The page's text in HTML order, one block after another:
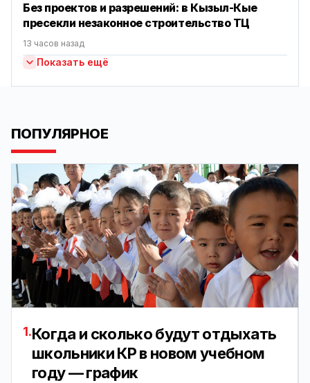
Без проектов и разрешений: в Кызыл-Кые
пресекли незаконное строительство ТЦ
13 часов назад
Показать ещё
ПОПУЛЯРНОЕ
1.Когда и сколько будут отдыхать
школьники КР в новом учебном
году — график